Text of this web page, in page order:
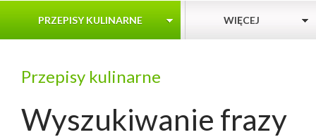
PRZEPISY KULINARNE WIĘCEJ
Przepisy kulinarne
Wyszukiwanie frazy